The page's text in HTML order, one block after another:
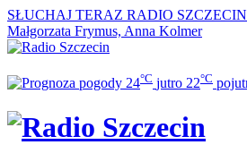
SŁUCHAJ TERAZ RADIO
Małgorzata Frymus, Anna Kolmer
24°C jutro 22°C